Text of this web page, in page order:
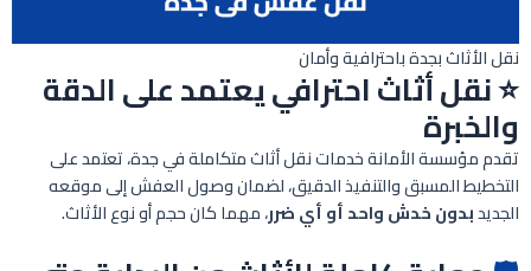
نقل الأثاث بجدة باحترافية وأمان
⭐ نقل أثاث احترافي يعتمد على الدقة
والخبرة
تقدم مؤسسة الأمانة خدمات نقل أثاث متكاملة في جدة، تعتمد على
التخطيط المسبق والتنفيذ الدقيق، لضمان وصول العفش إلى موقعه
الجديدبدون خدش واحد أو أي ضرر، مهما كان حجم أو نوع الأثاث.